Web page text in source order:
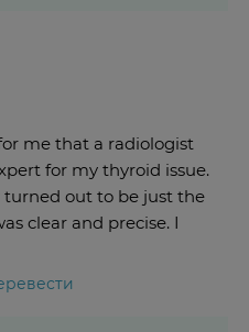
me that a radiologist
for my thyroid issue.
turned out to be just the
clear and precise. I